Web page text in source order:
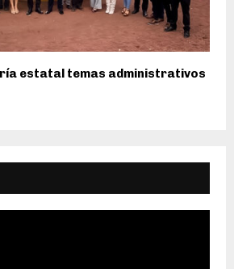
estatal temas administrativos